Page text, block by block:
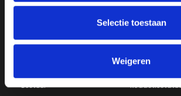
Selectie toestaan
Weigeren
Word lid
Vacatures
Bestuur